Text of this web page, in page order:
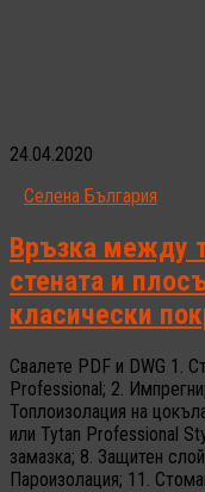
24.04.2020
Селена България
Връзка между
стената и
класически
Свалете PDF и DWG 1.
Professional; 2.
Топлоизолация на
или Tytan Professional
замазка; 8. Защитен
Пароизолация; 11.